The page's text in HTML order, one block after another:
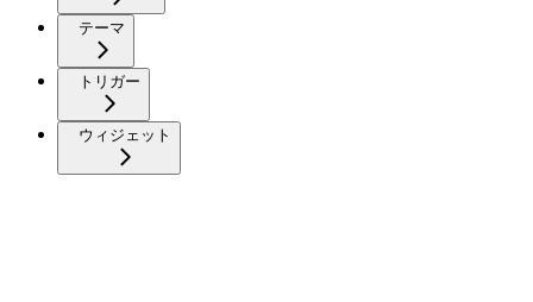
テーマ
トリガー
ウィジェット